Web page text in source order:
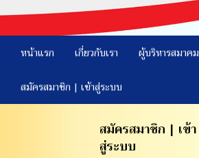
หน้าแรก เกี่ยวกับเรา ผู้บริหารสมาคม
สมัครสมาชิก | เข้าสู่ระบบ
สมัครสมาชิก | เข้า
สู่ระบบ